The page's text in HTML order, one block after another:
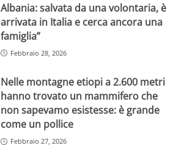
Albania: salvata da una volontaria, è
arrivata in Italia e cerca ancora una
famiglia”
Febbraio 28, 2026
Nelle montagne etiopi a 2.600 metri
hanno trovato un mammifero che
non sapevamo esistesse: è grande
come un pollice
Febbraio 27, 2026